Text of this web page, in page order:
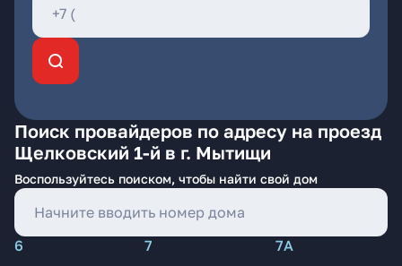
Поиск провайдеров по адресу на проезд
Щелковский 1-й в г. Мытищи
Воспользуйтесь поиском, чтобы найти свой дом
6 7
7А